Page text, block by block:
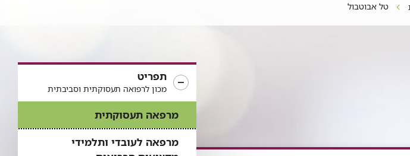
טל אבוטבול
תפריט
מכון לרפואה תעסוקתית וסביבתית
מרפאה תעסוקתית
מרפאה לעובדי ותלמידי